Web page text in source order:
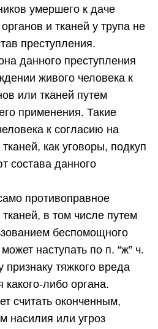
умершего к даче
и тканей у трупа не
преступления.
данного преступления
живого человека к
или тканей путем
применения. Такие
к согласию на
как уговоры, подкуп
состава данного
противоправное
в том числе путем
беспомощного
наступать по п. “ж” ч.
признаку тяжкого вреда
какого-либо органа.
считать оконченным,
насилия или угроз